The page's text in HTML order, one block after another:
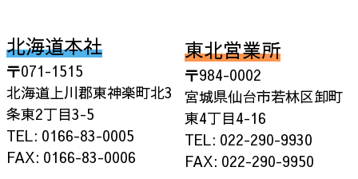
北海道本社
〒071-1515
北海道上川郡東神楽町北3
条東2丁目3-5
TEL: 0166-83-0005
FAX: 0166-83-0006
東北営業所
〒984-0002
宮城県仙台市若林区卸町
東4丁目4-16
TEL: 022-290-9930
FAX: 022-290-9950